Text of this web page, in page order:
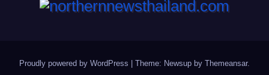
Proudly powered by WordPress Theme: Newsup by Themeansar.